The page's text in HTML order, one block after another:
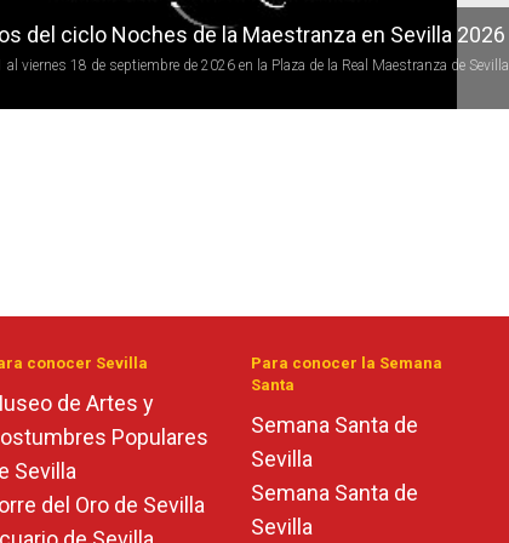
del ciclo Noches de la Maestranza en Sevilla 2026
al viernes 18 de septiembre de 2026 en la Plaza de la Real Maestranza de Sevilla
conocer Sevilla
de Artes y
Populares
Sevilla
del Oro de Sevilla
Para conocer la Semana
Santa
Semana Santa de
Sevilla
Semana Santa de
Sevilla